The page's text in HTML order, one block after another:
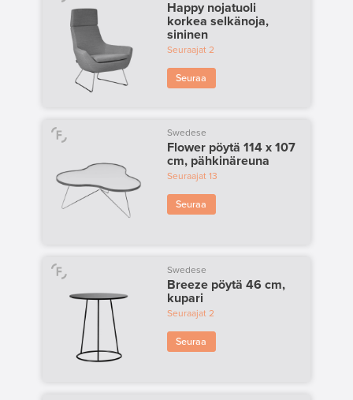
Happy nojatuoli
korkea selkänoja,
sininen
Seuraajat2
Seuraa
Swedese
Flower pöytä 114 x 107
cm, pähkinäreuna
Seuraajat13
Seuraa
Swedese
Breeze pöytä 46 cm,
kupari
Seuraajat2
Seuraa